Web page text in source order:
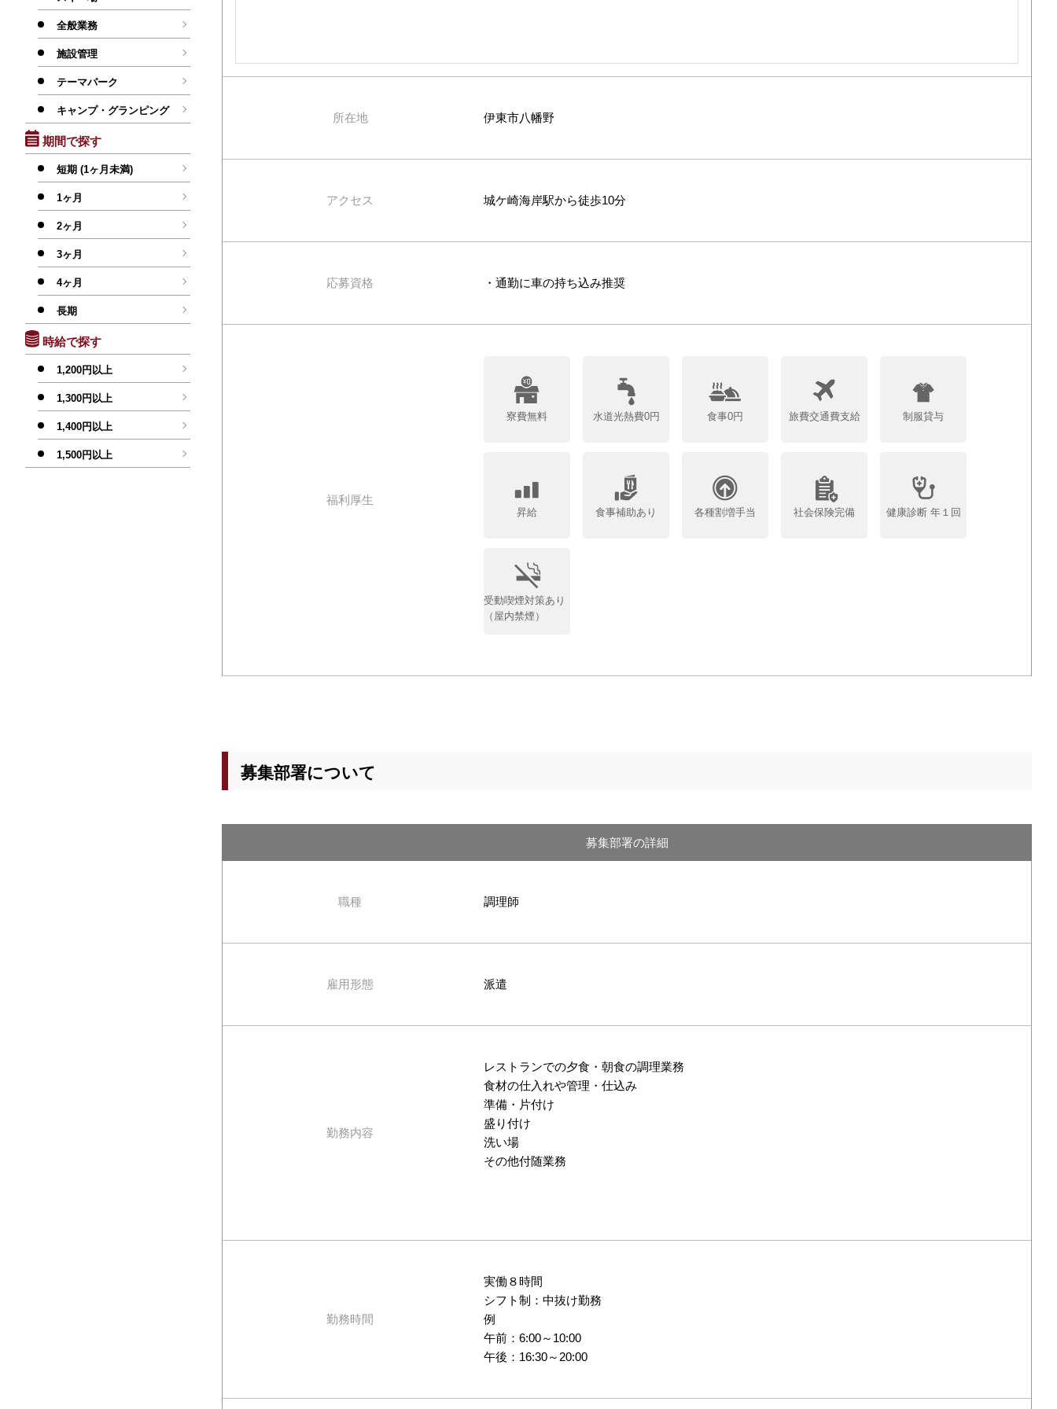
全般業務
施設管理
テーマパーク
キャンプ・グランピング
期間で探す
短期 (1ヶ月未満)
1ヶ月
2ヶ月
3ヶ月
4ヶ月
長期
時給で探す
1,200円以上
1,300円以上
1,400円以上
1,500円以上
所在地 伊東市八幡野
アクセス 城ケ崎海岸駅から徒歩10分
応募資格 ・通勤に車の持ち込み推奨
福利厚生
寮費無料 水道光熱費0円 食事0円 旅費交通費支給 制服貸与
昇給 食事補助あり 各種割増手当 社会保険完備 健康診断 年１回
受動喫煙対策あり
（屋内禁煙）
募集部署について
募集部署の詳細
職種 調理師
雇用形態 派遣
勤務内容
レストランでの夕食・朝食の調理業務
食材の仕入れや管理・仕込み
準備・片付け
盛り付け
洗い場
その他付随業務
勤務時間
実働８時間
シフト制：中抜け勤務
例
午前：6:00～10:00
午後：16:30～20:00